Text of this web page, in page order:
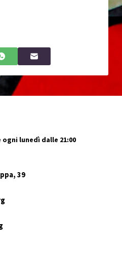
lunedì dalle 21:00
39